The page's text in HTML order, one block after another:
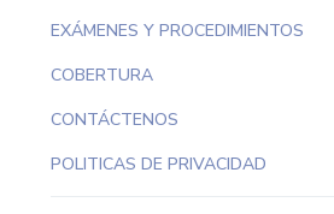
EXÁMENES Y PROCEDIMIENTOS
COBERTURA
CONTÁCTENOS
POLITICAS DE PRIVACIDAD